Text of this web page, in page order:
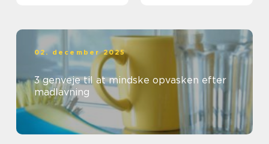
02. december 2025
3 genveje til at mindske opvasken efter
madlavning